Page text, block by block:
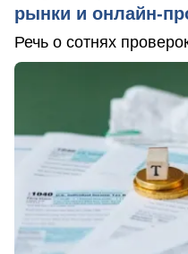
рынки и онлайн-
Речь о сотнях